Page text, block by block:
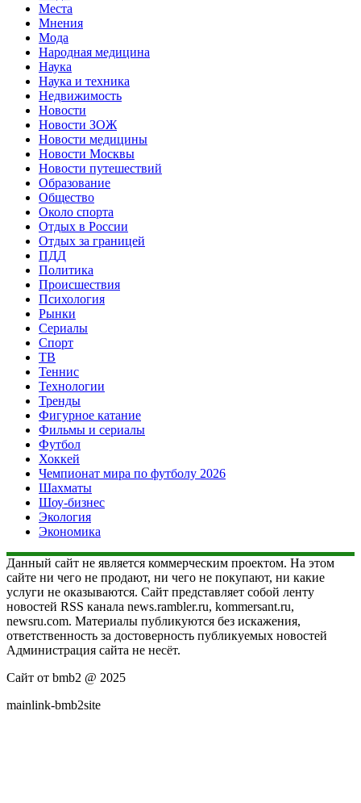
Места
Мнения
Мода
Народная медицина
Наука
Наука и техника
Недвижимость
Новости
Новости ЗОЖ
Новости медицины
Новости Москвы
Новости путешествий
Образование
Общество
Около спорта
Отдых в России
Отдых за границей
ПДД
Политика
Происшествия
Психология
Рынки
Сериалы
Спорт
ТВ
Теннис
Технологии
Тренды
Фигурное катание
Фильмы и сериалы
Футбол
Хоккей
Чемпионат мира по футболу 2026
Шахматы
Шоу-бизнес
Экология
Экономика
Данный сайт не является коммерческим проектом. На этом
сайте ни чего не продают, ни чего не покупают, ни какие
услуги не оказываются. Сайт представляет собой ленту
новостей RSS канала news.rambler.ru, kommersant.ru,
newsru.com. Материалы публикуются без искажения,
ответственность за достоверность публикуемых новостей
Администрация сайта не несёт.
Сайт от bmb2 @ 2025
mainlink-bmb2site